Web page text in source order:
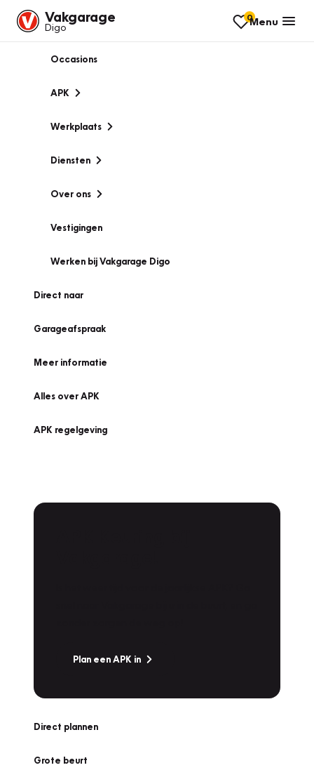
Vakgarage
Digo
0Menu
Occasions
APK
Werkplaats
Diensten
Over ons
Vestigingen
Werken bij Vakgarage Digo
Direct naar
Garageafspraak
Meer informatie
Alles over APK
APK regelgeving
Plan een APK in
Direct plannen
Grote beurt